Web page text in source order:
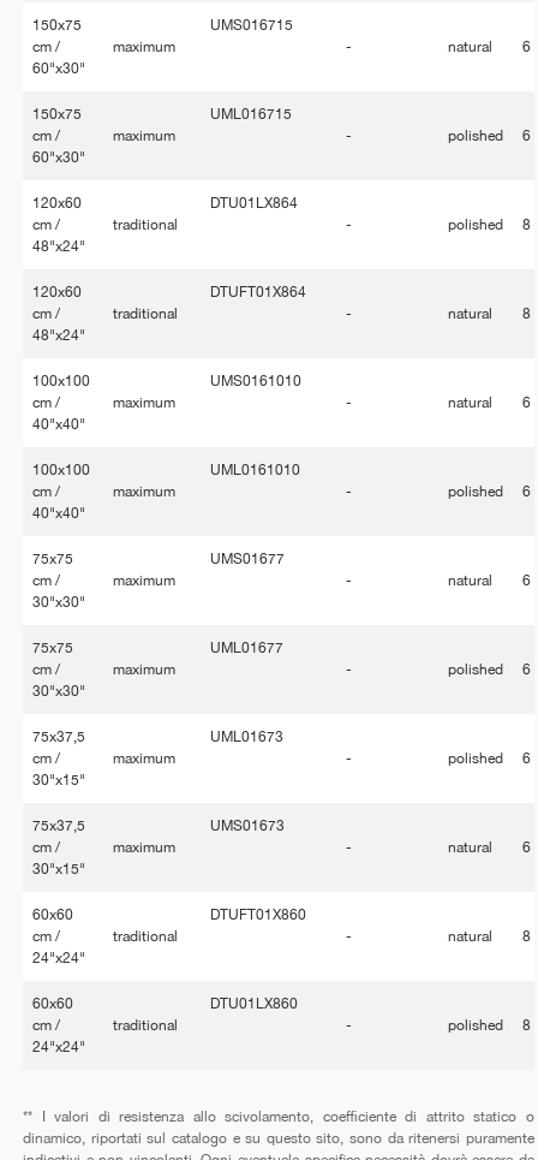
150x75
cm /
60"x30"
maximum
UMS016715
-
natural 6
150x75
cm /
60"x30"
maximum
UML016715
-
polished 6
120x60
cm /
48"x24"
traditional
DTU01LX864
-
polished 8
120x60
cm /
48"x24"
traditional
DTUFT01X864
-
natural 8
100x100
cm /
40"x40"
maximum
UMS0161010
-
natural 6
100x100
cm /
40"x40"
maximum
UML0161010
-
polished 6
75x75
cm /
30"x30"
maximum
UMS01677
-
natural 6
75x75
cm /
30"x30"
maximum
UML01677
-
polished 6
75x37,5
cm /
30"x15"
maximum
UML01673
-
polished 6
75x37,5
cm /
30"x15"
maximum
UMS01673
-
natural 6
60x60
cm /
24"x24"
traditional
DTUFT01X860
-
natural 8
60x60
cm /
24"x24"
traditional
DTU01LX860
-
polished 8
** I valori di resistenza allo scivolamento, coefficiente di attrito statico o
dinamico, riportati sul catalogo e su questo sito, sono da ritenersi puramente